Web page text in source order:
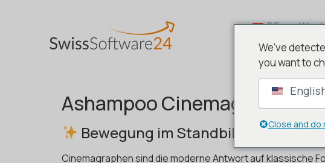
DE
Ashampoo Cinemagraph –
Bewegung im Standbild – was ist
Cinemagraphen sind die moderne Antwort auf klassische
We've
you want to
Close and do